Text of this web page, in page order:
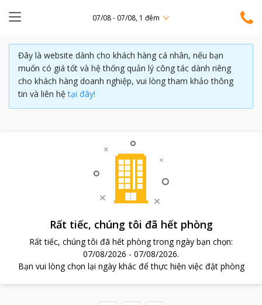
07/08 - 07/08, 1 đêm
Đây là website dành cho khách hàng cá nhân, nếu bạn
muốn có giá tốt và hệ thống quản lý công tác dành riêng
cho khách hàng doanh nghiệp, vui lòng tham khảo thông
tin và liên hệ tại đây!
Rất tiếc, chúng tôi đã hết phòng
Rất tiếc, chúng tôi đã hết phòng trong ngày bạn chọn:
07/08/2026 - 07/08/2026.
Bạn vui lòng chọn lại ngày khác để thực hiện việc đặt phòng